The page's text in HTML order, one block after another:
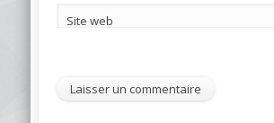
Site web